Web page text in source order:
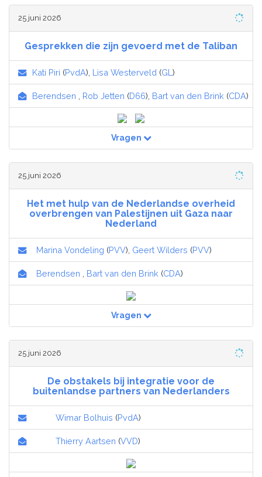
25 juni 2026
Gesprekken die zijn gevoerd met de Taliban
Kati Piri (PvdA), Lisa Westerveld (GL )
Berendsen Rob Jetten (D66), Bart van den Brink (CDA)
Vragen
25 juni 2026
Het met hulp van de Nederlandse overheid
overbrengen van Palestijnen uit Gaza naar
Nederland
Marina Vondeling (PVV), Geert Wilders (PVV)
Berendsen Bart van den Brink (CDA)
Vragen
25 juni 2026
De obstakels bij integratie voor de
buitenlandse partners van Nederlanders
Wimar Bolhuis (PvdA)
Thierry Aartsen (VVD)